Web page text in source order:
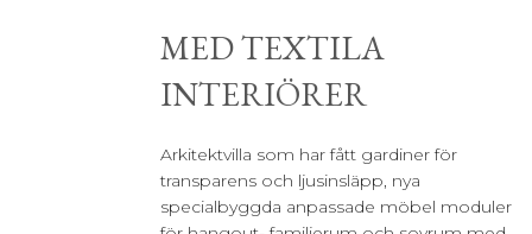
MED TEXTILA
INTERIÖRER
Arkitektvilla som har fått gardiner för
transparens och ljusinsläpp, nya
specialbyggda anpassade möbel moduler